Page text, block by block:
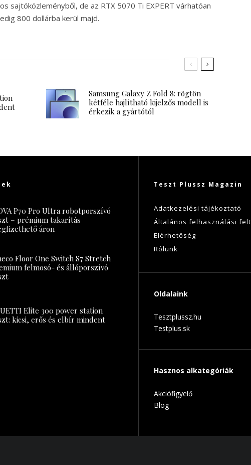
sajtóközleményből, de az RTX 5070 Ti EXPERT várhatóan
800 dollárba kerül majd.
Samsung Galaxy Z Fold 8: rögtön
kétféle hajlítható kijelzős modell is
érkezik a gyártótól
P70 Pro Ultra robotporszívó
– prémium takarítás
áron
Floor One Switch S7 Stretch
felmosó- és állóporszívó
Elite 300 power station
kicsi, erős és elbír mindent
Teszt Plussz Magazin
Adatkezelési tájékoztató
Általános felhasználási
Elérhetőség
Rólunk
Oldalaink
Tesztplussz.hu
Testplus.sk
Hasznos alkategóriák
Akciófigyelő
Blog